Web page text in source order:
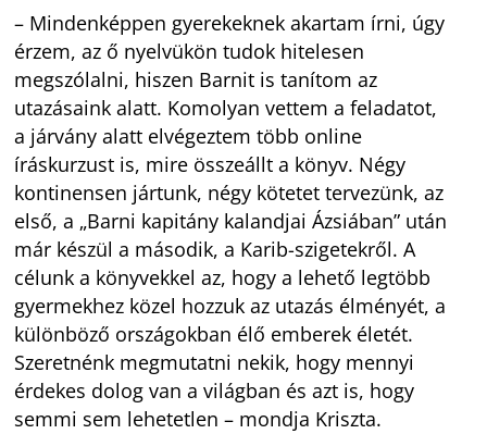
– Mindenképpen gyerekeknek akartam írni, úgy
érzem, az ő nyelvükön tudok hitelesen
megszólalni, hiszen Barnit is tanítom az
utazásaink alatt. Komolyan vettem a feladatot,
a járvány alatt elvégeztem több online
íráskurzust is, mire összeállt a könyv. Négy
kontinensen jártunk, négy kötetet tervezünk, az
első, a „Barni kapitány kalandjai Ázsiában” után
már készül a második, a Karib-szigetekről. A
célunk a könyvekkel az, hogy a lehető legtöbb
gyermekhez közel hozzuk az utazás élményét, a
különböző országokban élő emberek életét.
Szeretnénk megmutatni nekik, hogy mennyi
érdekes dolog van a világban és azt is, hogy
semmi sem lehetetlen – mondja Kriszta.